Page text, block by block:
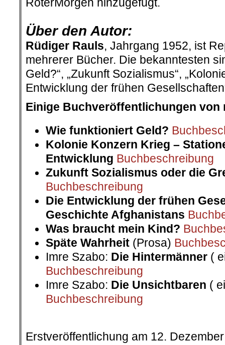
Über den Autor:
Rüdiger Rauls, Jahrgang 1952, ist
mehrerer Bücher. Die bekanntesten
Geld?“, „Zukunft Sozialismus“,
Entwicklung der frühen
Einige Buchveröffentlichungen von
Wie funktioniert Geld?
Kolonie Konzern Krieg –
Entwicklung Buchbeschreibung
Zukunft Sozialismus oder die
Buchbeschreibung
Die Entwicklung der frühen
Geschichte Afghanistans
Was braucht mein Kind?
Späte Wahrheit (Prosa)
Imre Szabo: Die Hintermänner (
Buchbeschreibung
Imre Szabo: Die Unsichtbaren (
Buchbeschreibung
Erstveröffentlichung am 12.